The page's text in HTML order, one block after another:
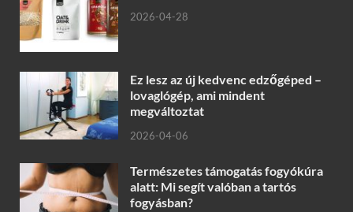
2026-04-28
Ez lesz az új kedvenc edzőgéped –
lovaglógép, ami mindent
megváltoztat
2026-04-06
Természetes támogatás fogyókúra
alatt: Mi segít valóban a tartós
fogyásban?